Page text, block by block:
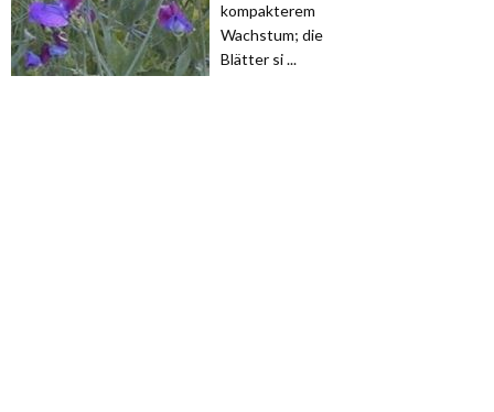
kompakterem
Wachstum; die
Blätter si ...